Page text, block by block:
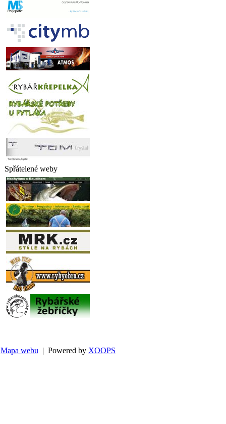
Spřátelené weby
Mapa webu | Powered by XOOPS